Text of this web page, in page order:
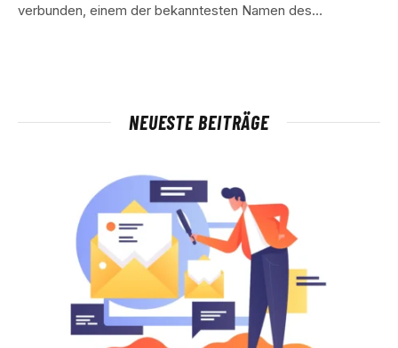
verbunden, einem der bekanntesten Namen des…
NEUESTE BEITRÄGE